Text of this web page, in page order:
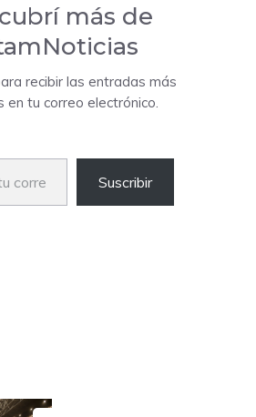
más de
recibir las entradas más
en tu correo electrónico.
Suscribir